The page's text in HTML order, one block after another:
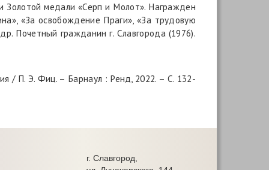
Золотой медали «Серп и Молот». Награжден
«За освобождение Праги», «За трудовую
Почетный гражданин г. Славгорода (1976).
/ П. Э. Фиц. – Барнаул : Ренд, 2022. – С. 132-
г. Славгород,